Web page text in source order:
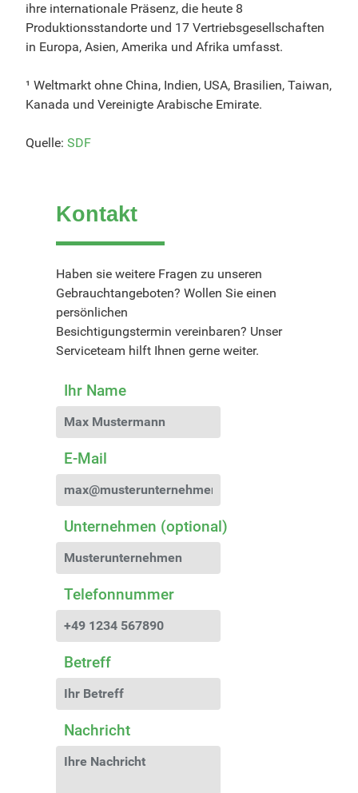
ihre internationale Präsenz, die heute 8
Produktionsstandorte und 17 Vertriebsgesellschaften
in Europa, Asien, Amerika und Afrika umfasst.
¹ Weltmarkt ohne China, Indien, USA, Brasilien, Taiwan,
Kanada und Vereinigte Arabische Emirate.
Quelle: SDF
Kontakt
Haben sie weitere Fragen zu unseren
Gebrauchtangeboten? Wollen Sie einen
persönlichen
Besichtigungstermin vereinbaren? Unser
Serviceteam hilft Ihnen gerne weiter.
Ihr Name
E-Mail
Unternehmen (optional)
Telefonnummer
Betreff
Nachricht